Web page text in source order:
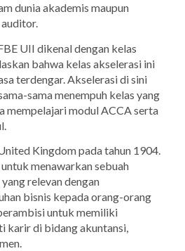
dunia akademis maupun
UII dikenal dengan kelas
bahwa kelas akselerasi ini
terdengar. Akselerasi di sini
sama menempuh kelas yang
mempelajari modul ACCA serta
Kingdom pada tahun 1904.
menawarkan sebuah
relevan dengan
bisnis kepada orang-orang
untuk memiliki
karir di bidang akuntansi,